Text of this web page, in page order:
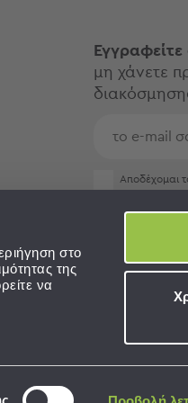
στο
της
να
μη χάνετε
Aποδέχομαι